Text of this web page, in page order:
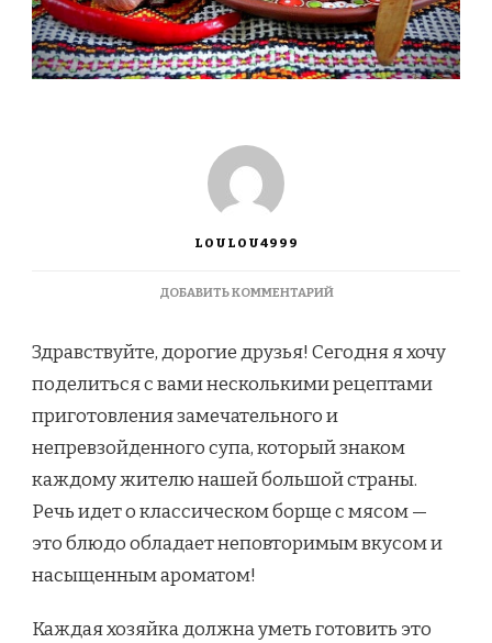
LOULOU4999
ДОБАВИТЬ КОММЕНТАРИЙК
С
КЛАССИЧЕСКИЕ
РЕЦЕПТЫ
ПРИГОТОВЛЕНИЯ
БОРЩА
Здравствуйте, дорогие друзья! Сегодня я хочу
поделиться с вами несколькими рецептами
приготовления замечательного и
непревзойденного супа, который знаком
каждому жителю нашей большой страны.
Речь идет о классическом борще с мясом —
это блюдо обладает неповторимым вкусом и
насыщенным ароматом!
Каждая хозяйка должна уметь готовить это